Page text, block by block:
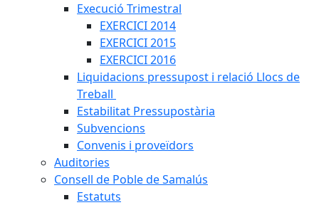
Execució Trimestral
EXERCICI 2014
EXERCICI 2015
EXERCICI 2016
Liquidacions pressupost i relació Llocs de
Treball
Estabilitat Pressupostària
Subvencions
Convenis i proveïdors
Auditories
Consell de Poble de Samalús
Estatuts